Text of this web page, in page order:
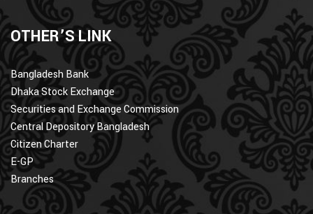
OTHER’S LINK
Bangladesh Bank
Dhaka Stock Exchange
Securities and Exchange Commission
Central Depository Bangladesh
Citizen Charter
E-GP
Branches